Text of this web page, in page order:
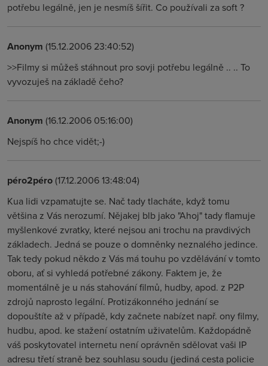
potřebu legálně, jen je nesmíš šířit. Co používali za soft ?
Anonym (15.12.2006 23:40:52)
>>Filmy si můžeš stáhnout pro sovji potřebu legálně .. .. To
vyvozuješ na základě čeho?
Anonym (16.12.2006 05:16:00)
Nejspíš ho chce vidět;-)
péro2péro(17.12.2006 13:48:04)
Kua lidi vzpamatujte se. Nač tady tlacháte, když tomu
většina z Vás nerozumí. Nějakej blb jako "Ahoj" tady flamuje
myšlenkové zvratky, které nejsou ani trochu na pravdivých
základech. Jedná se pouze o domněnky neznalého jedince.
Tak tedy pokud někdo z Vás má touhu po vzdělávání v tomto
oboru, ať si vyhledá potřebné zákony. Faktem je, že
momentálně je u nás stahování filmů, hudby, apod. z P2P
zdrojů naprosto legální. Protizákonného jednání se
dopouštíte až v případě, kdy začnete nabízet např. ony filmy,
hudbu, apod. ke stažení ostatním uživatelům. Každopádně
váš poskytovatel internetu není oprávněn sdělovat vaši IP
adresu třetí straně bez souhlasu soudu (jediná cesta policie